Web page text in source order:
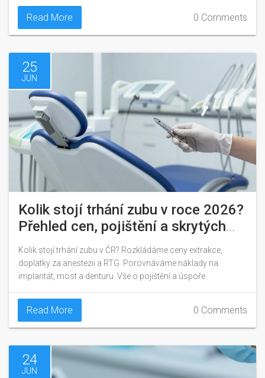
Read More 0 Comments
25
JUN
Kolik stojí trhání zubu v roce 2026?
Přehled cen, pojištění a skrytých
nákladů
Kolik stojí trhání zubu v ČR? Rozkládáme ceny extrakce,
doplatky za anestezii a RTG. Porovnáváme náklady na
implantát, most a denturu. Vše o pojištění a úspoře.
Read More 0 Comments
24
JUN